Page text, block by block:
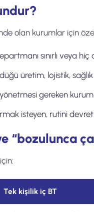
olan kurumlar için
sınırlı veya
üretim, lojistik,
gereken
isteyen, rutini
“bozulunca
Tek kişilik iç BT